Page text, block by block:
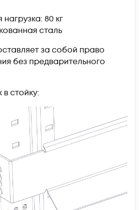
80 кг
сталь
за собой право
без предварительного
стойку: